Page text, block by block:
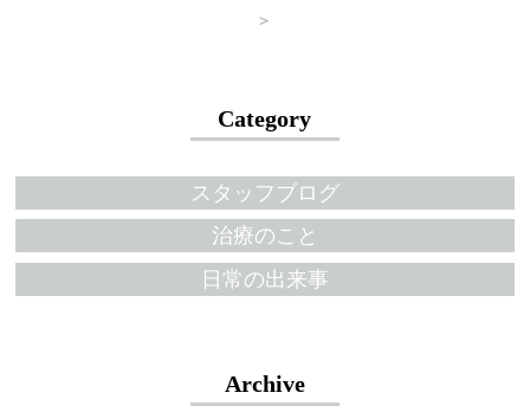
＞
Category
スタッフブログ
治療のこと
日常の出来事
Archive